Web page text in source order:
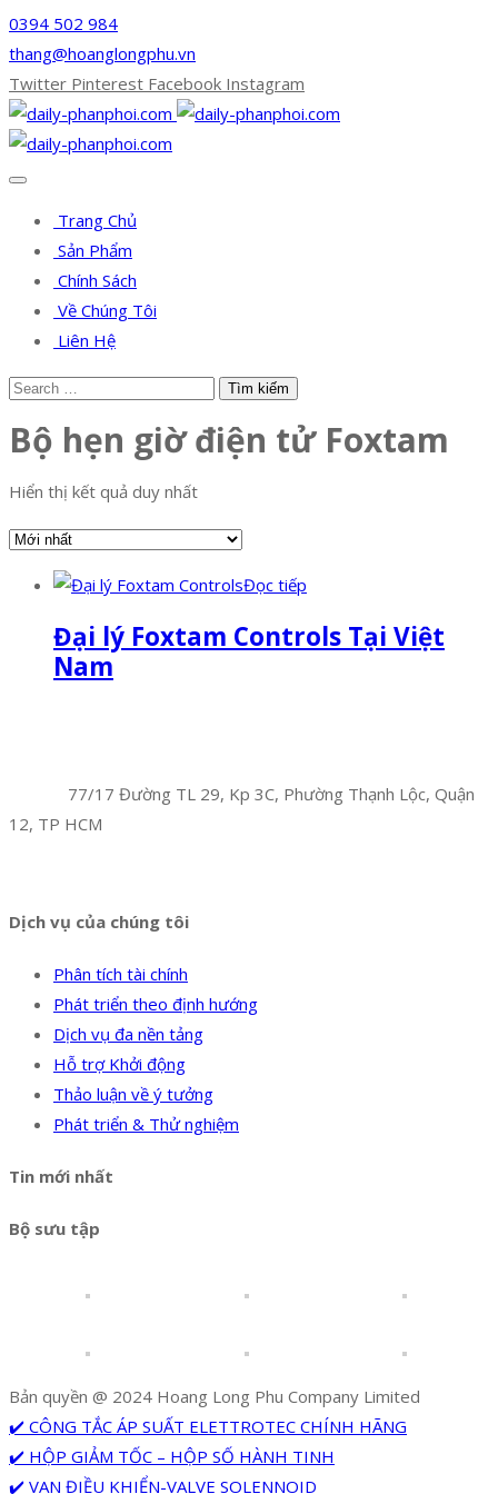
0394 502 984
thang@hoanglongphu.vn
Twitter Pinterest Facebook Instagram
Trang Chủ
Sản Phẩm
Chính Sách
Về Chúng Tôi
Liên Hệ
Bộ hẹn giờ điện tử Foxtam
Hiển thị kết quả duy nhất
Đọc tiếp
Đại lý Foxtam Controls Tại Việt
Nam
77/17 Đường TL 29, Kp 3C, Phường Thạnh Lộc, Quận
12, TP HCM
Dịch vụ của chúng tôi
Phân tích tài chính
Phát triển theo định hướng
Dịch vụ đa nền tảng
Hỗ trợ Khởi động
Thảo luận về ý tưởng
Phát triển & Thử nghiệm
Tin mới nhất
Bộ sưu tập
Bản quyền @ 2024 Hoang Long Phu Company Limited
✔️ CÔNG TẮC ÁP SUẤT ELETTROTEC CHÍNH HÃNG
✔️ HỘP GIẢM TỐC – HỘP SỐ HÀNH TINH
✔️ VAN ĐIỀU KHIỂN-VALVE SOLENNOID